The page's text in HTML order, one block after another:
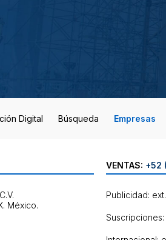
Digital Búsqueda Empresas
VENTAS: +52
Publicidad: ext.
Suscripciones: